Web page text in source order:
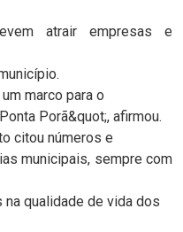
atrair empresas e
marco para o
Porã&quot;, afirmou.
citou números e
municipais, sempre com
qualidade de vida dos